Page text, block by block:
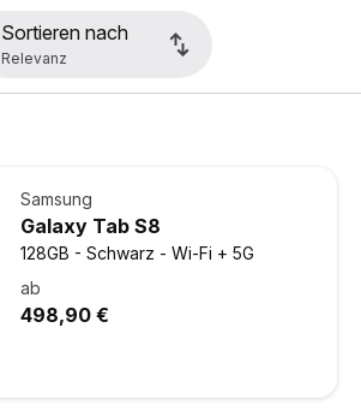
Sortieren nach
Samsung
Galaxy Tab S8
128GB - Schwarz - Wi-Fi + 5G
ab
498,90 €